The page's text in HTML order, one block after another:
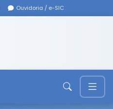
Ouvidoria / e-SIC